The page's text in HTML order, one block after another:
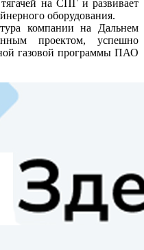
на СПГ и развивает
оборудования.
компании на Дальнем
проектом, успешно
газовой программы ПАО